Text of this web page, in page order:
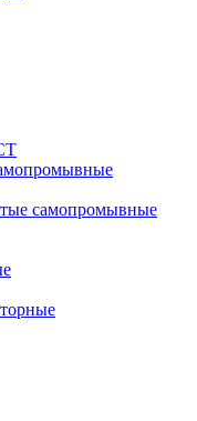
самопромывные